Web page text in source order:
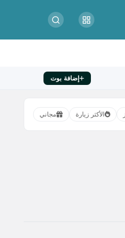
إضافة بوت
الأكثر زيارة مجاني